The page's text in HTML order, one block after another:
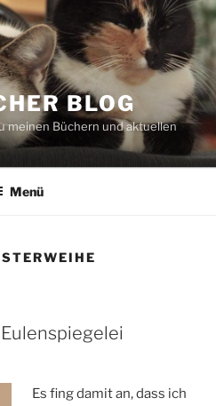
BLOG
meinen Büchern und aktuellen
Menü
Eulenspiegelei
Es fing damit an, dass ich